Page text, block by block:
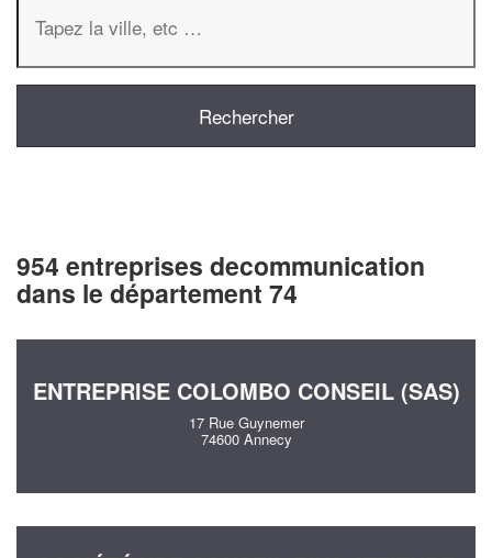
954 entreprises decommunication
dans le département 74
ENTREPRISE COLOMBO CONSEIL (SAS)
17 Rue Guynemer
74600 Annecy